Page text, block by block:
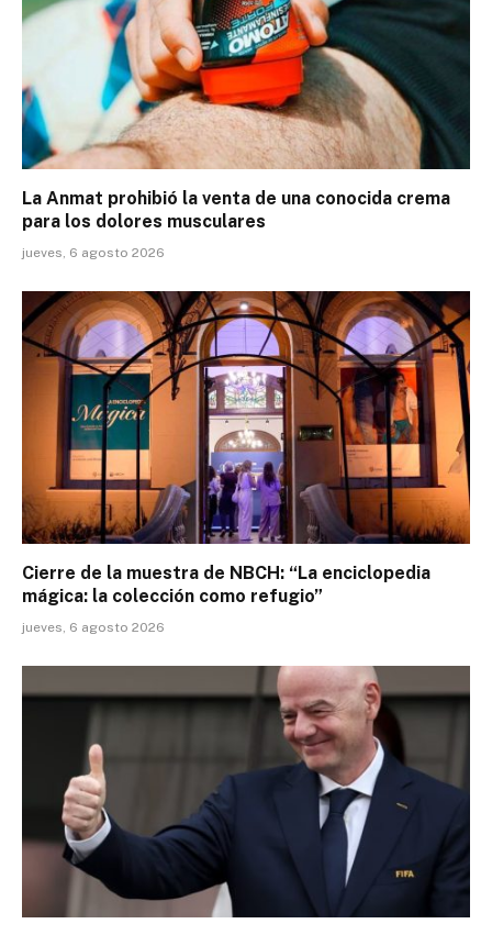
La Anmat prohibió la venta de una conocida crema
para los dolores musculares
jueves, 6 agosto 2026
Cierre de la muestra de NBCH: “La enciclopedia
mágica: la colección como refugio”
jueves, 6 agosto 2026